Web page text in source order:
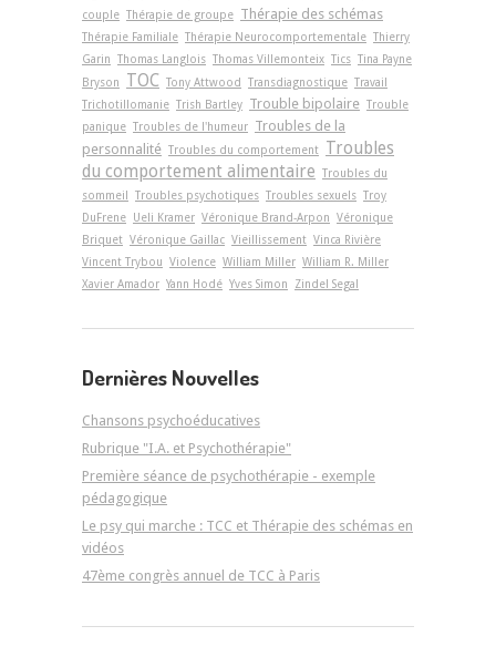
couple Thérapie de groupe Thérapie des schémas
Thérapie Familiale Thérapie Neurocomportementale Thierry
Garin Thomas Langlois Thomas Villemonteix Tics Tina Payne
Bryson
TOC Tony Attwood Transdiagnostique Travail
Trichotillomanie Trish Bartley Trouble bipolaire Trouble
panique Troubles de l'humeur Troubles de la
personnalité Troubles du comportement Troubles
du comportement alimentaire Troubles du
sommeil Troubles psychotiques Troubles sexuels Troy
DuFrene Ueli Kramer Véronique Brand-Arpon Véronique
Briquet Véronique Gaillac Vieillissement Vinca Rivière
Vincent Trybou Violence William Miller William R. Miller
Xavier Amador Yann Hodé Yves Simon Zindel Segal
Dernières Nouvelles
Chansons psychoéducatives
Rubrique "I.A. et Psychothérapie"
Première séance de psychothérapie - exemple
pédagogique
Le psy qui marche : TCC et Thérapie des schémas en
vidéos
47ème congrès annuel de TCC à Paris